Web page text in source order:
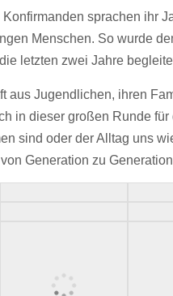
sprachen ihr
Menschen. So wurde
letzten zwei Jahre
aus Jugendlichen, ihren
in dieser großen Runde
sind oder der Alltag uns
Generation zu